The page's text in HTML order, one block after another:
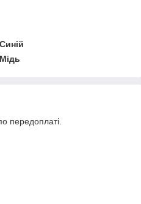
Синій
Мідь
передоплаті.